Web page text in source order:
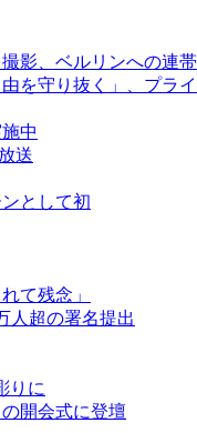
影、ベルリンへの連
を守り抜く」、プラ
中
送
として初
て残念」
人超の署名提出
りに
開会式に登壇